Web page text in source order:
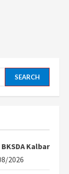
Kalbar
2026